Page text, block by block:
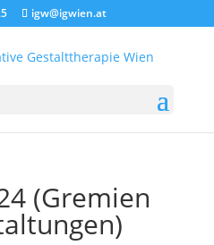
igw@igwien.at
(Gremien